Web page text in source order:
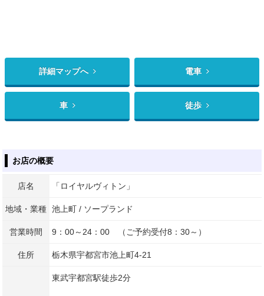
詳細マップへ 電車
車 徒歩
お店の概要
店名 「ロイヤルヴィトン」
地域・業種 池上町 / ソープランド
営業時間 9：00～24：00 （ご予約受付8：30～）
住所 栃木県宇都宮市池上町4-21
東武宇都宮駅徒歩2分